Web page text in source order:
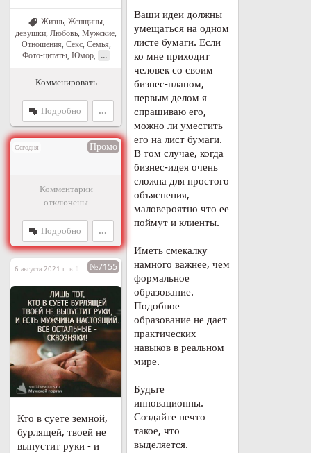
Ваши идеи должны
умещаться на одном
листе бумаги. Если
ко мне приходит
человек со своим
бизнес-планом,
первым делом я
спрашиваю его,
можно ли уместить
его на лист бумаги.
В том случае, когда
бизнес-идея очень
сложна для простого
объяснения,
маловероятно что ее
поймут и клиенты.
Иметь смекалку
намного важнее, чем
формальное
образование.
Подобное
образование не дает
практических
навыков в реальном
мире.
Будьте
инновационны.
Создайте нечто
такое, что
выделяется.
Жизнь, Женщины,
девушки Любовь Мужские
Отношения Секс, Семья
Фото-цитаты Юмор ...
Комменировать
Подробно ...
Сегодня Промо
Комментарии
отключены
Подробно ...
6 августа 2021 г. в 10:21№7155
Кто в суете земной,
бурлящей, твоей не
выпустит руки - и